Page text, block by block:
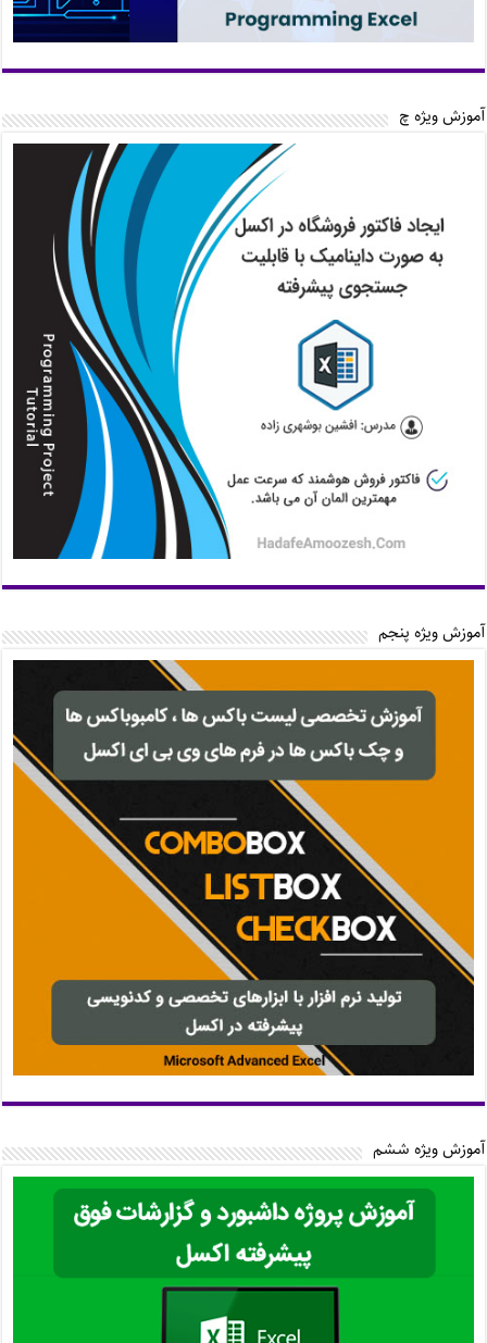
آموزش ویژه چ
آموزش ویژه پنجم
آموزش ویژه ششم